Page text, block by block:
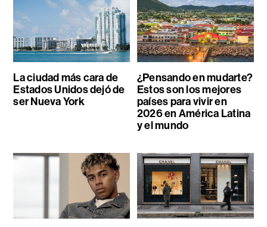
La ciudad más cara de
Estados Unidos dejó de
ser Nueva York
¿Pensando en mudarte?
Estos son los mejores
países para vivir en
2026 en América Latina
y el mundo